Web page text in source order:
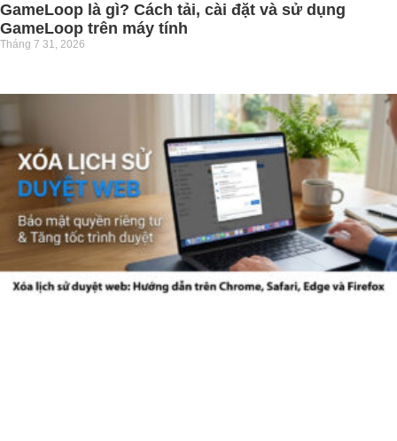
GameLoop là gì? Cách tải, cài đặt và sử dụng
GameLoop trên máy tính
Tháng 7 31, 2026